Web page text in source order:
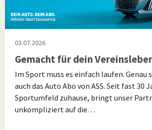
03.07.2026
Gemacht für dein
Im Sport muss es einfach laufen.
auch das Auto Abo von ASS. Seit fast 30
Sportumfeld zuhause, bringt unser
unkompliziert auf die…